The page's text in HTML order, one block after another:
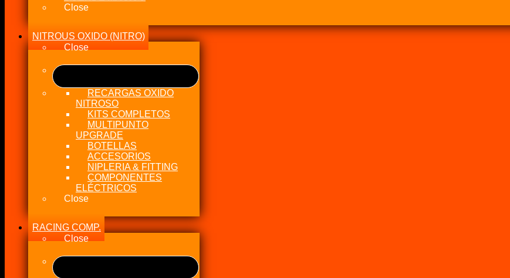
Close
NITROUS OXIDO (NITRO)
Close
RECARGAS OXIDO
NITROSO
KITS COMPLETOS
MULTIPUNTO
UPGRADE
BOTELLAS
ACCESORIOS
NIPLERIA & FITTING
COMPONENTES
ELÉCTRICOS
Close
RACING COMP.
Close